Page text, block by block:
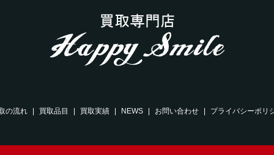
の流れ 買取品目 買取実績 NEWS お問い合わせ プライバシーポリ